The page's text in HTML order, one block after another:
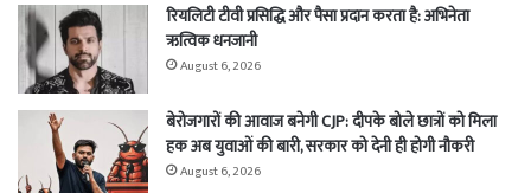
रियलिटी टीवी प्रसिद्धि और पैसा प्रदान करता है: अभिनेता
ऋत्विक धनजानी
August 6, 2026
बेरोजगारों की आवाज बनेगी CJP: दीपके बोले छात्रों को मिला
हक अब युवाओं की बारी, सरकार को देनी ही होगी नौकरी
August 6, 2026